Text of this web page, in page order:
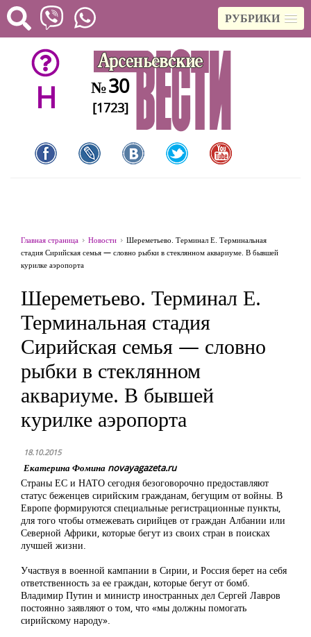
РУБРИКИ
H №30
[1723]
Главная страница Новости
Шереметьево. Терминал Е. Терминальная
стадия Сирийская семья — словно рыбки в стеклянном аквариуме. В бывшей
курилке аэропорта
Шереметьево. Терминал Е.
Терминальная стадия
Сирийская семья — словно
рыбки в стеклянном
аквариуме. В бывшей
курилке аэропорта
18.10.2015
Екатерина Фомина novayagazeta.ru
Страны ЕС и НАТО сегодня безоговорочно предоставляют
статус беженцев сирийским гражданам, бегущим от войны. В
Европе формируются специальные регистрационные пункты,
для того чтобы отмежевать сирийцев от граждан Албании или
Северной Африки, которые бегут из своих стран в поисках
лучшей жизни.
Участвуя в военной кампании в Сирии, и Россия берет на себя
ответственность за ее граждан, которые бегут от бомб.
Владимир Путин и министр иностранных дел Сергей Лавров
постоянно заявляют о том, что «мы должны помогать
сирийскому народу».